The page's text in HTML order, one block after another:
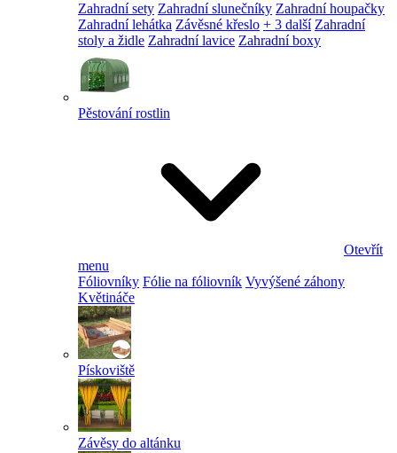
Zahradní sety Zahradní slunečníky Zahradní houpačky
Zahradní lehátka Závěsné křeslo + 3 další Zahradní
stoly a židle Zahradní lavice Zahradní boxy
Pěstování rostlin
Otevřít
menu
Fóliovníky Fólie na fóliovník Vyvýšené záhony
Květináče
Pískoviště
Závěsy do altánku